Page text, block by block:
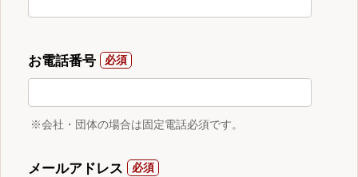
お電話番号
※会社・団体の場合は固定電話必須です。
メールアドレス